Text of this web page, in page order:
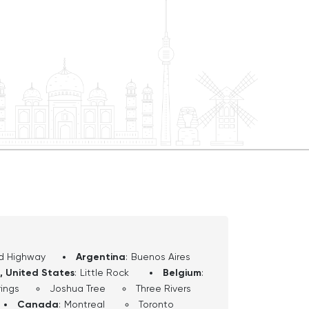
modern arenas, Kansas City has
keep it light, a little
length at each stop so you can enjoy
you’re back in history class. Think of
— the one who knows the local trivia,
and maybe cracks a bad joke or
whole new way. By the time we’re
Highway Argentina: Buenos Aires
United States: Little Rock Belgium:
Joshua Tree
Three Rivers
Canada: Montreal
Toronto